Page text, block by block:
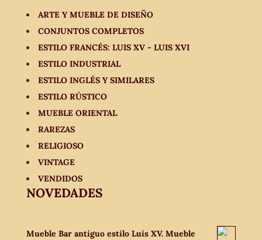
ARTE Y MUEBLE DE DISEÑO
CONJUNTOS COMPLETOS
ESTILO FRANCÉS: LUIS XV - LUIS XVI
ESTILO INDUSTRIAL
ESTILO INGLÉS Y SIMILARES
ESTILO RÚSTICO
MUEBLE ORIENTAL
RAREZAS
RELIGIOSO
VINTAGE
VENDIDOS
NOVEDADES
Mueble Bar antiguo estilo Luis XV. Mueble